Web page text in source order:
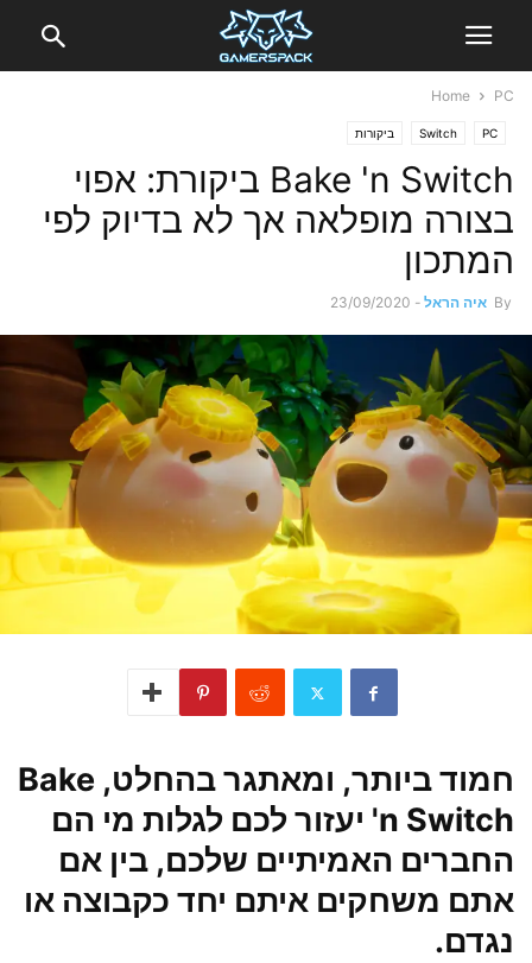
Home PC
PC
Switch ביקורות
Bake 'n Switch ביקורת: אפוי
בצורה מופלאה אך לא בדיוק לפי
המתכון
By איה הראל -
23/09/2020
חמוד ביותר, ומאתגר בהחלט, Bake
'n Switch יעזור לכם לגלות מי הם
החברים האמיתיים שלכם, בין אם
אתם משחקים איתם יחד כקבוצה או
נגדם.